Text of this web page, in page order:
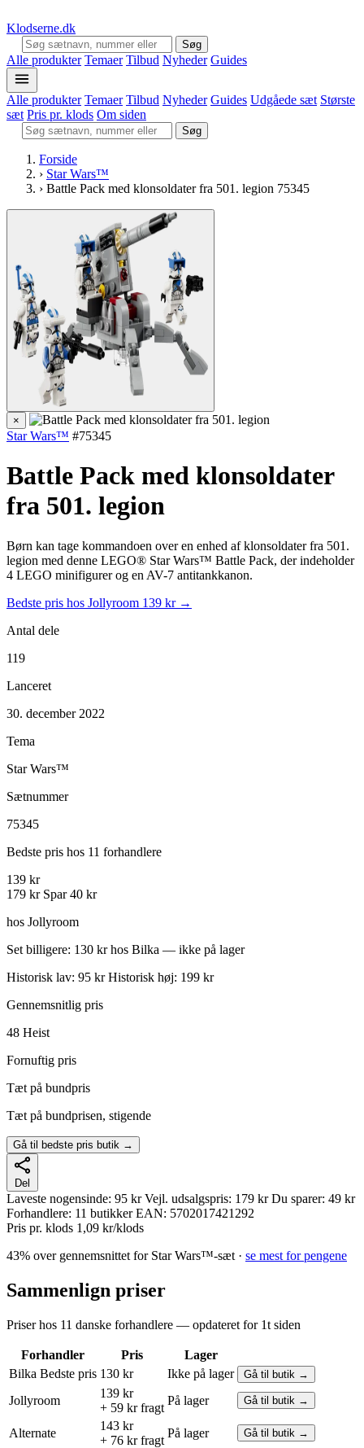
Klodserne.dk
Søg
Alle produkter Temaer Tilbud Nyheder Guides
Alle produkter Temaer Tilbud Nyheder Guides Udgåede sæt Største
sæt Pris pr. klods Om siden
Søg
Forside
› Star Wars™
› Battle Pack med klonsoldater fra 501. legion 75345
×
Star Wars™ #75345
Battle Pack med klonsoldater
fra 501. legion
Børn kan tage kommandoen over en enhed af klonsoldater fra 501.
legion med denne LEGO® Star Wars™ Battle Pack, der indeholder
4 LEGO minifigurer og en AV-7 antitankkanon.
Bedste pris hos Jollyroom 139 kr →
Antal dele
119
Lanceret
30. december 2022
Tema
Star Wars™
Sætnummer
75345
Bedste pris hos 11 forhandlere
139 kr
179 kr Spar 40 kr
hos Jollyroom
Set billigere: 130 kr hos Bilka — ikke på lager
Historisk lav: 95 kr Historisk høj: 199 kr
Gennemsnitlig pris
48 Heist
Fornuftig pris
Tæt på bundpris
Tæt på bundprisen, stigende
Gå til bedste pris butik →
Del
Laveste nogensinde: 95 kr Vejl. udsalgspris: 179 kr Du sparer: 49 kr
Forhandlere: 11 butikker EAN: 5702017421292
Pris pr. klods 1,09 kr/klods
43% over gennemsnittet for Star Wars™-sæt · se mest for pengene
Sammenlign priser
Priser hos 11 danske forhandlere — opdateret for 1t siden
Forhandler Pris
Lager
Bilka Bedste pris 130 kr Ikke på lager Gå til butik →
Jollyroom
139 kr
+ 59 kr fragt
På lager Gå til butik →
Alternate
143 kr
+ 76 kr fragt
På lager Gå til butik →